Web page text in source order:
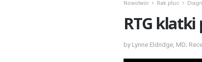
Nowotwór Rak płuc
RTG
by Lynne Eldridge, MD;